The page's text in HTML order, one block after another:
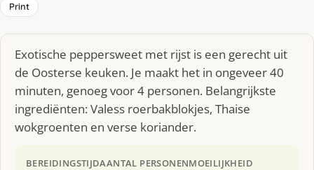
Print
Exotische peppersweet met rijst is een gerecht uit
de Oosterse keuken. Je maakt het in ongeveer 40
minuten, genoeg voor 4 personen. Belangrijkste
ingrediënten: Valess roerbakblokjes, Thaise
wokgroenten en verse koriander.
BEREIDINGSTIJDAANTAL PERSONENMOEILIJKHEID